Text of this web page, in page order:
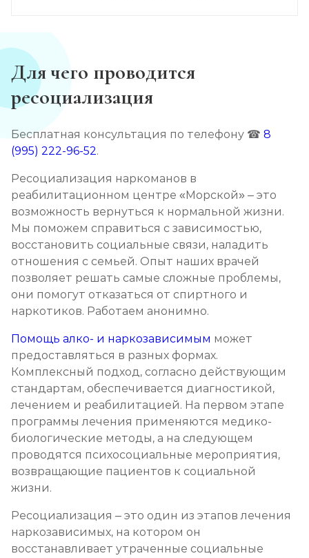
Лечение зависимости от феназепама
от 6 000 ₽/сутки
от 6 000 ₽/сутки
Кодирование от наркомании
от 12 000 ₽ Записаться
Кодирование Селинкро
Записаться
Реабилитация наркозависимых (месяц)
Записаться
Реабилитация наркозависимых подростков
от 35 000 ₽/мес Записаться
Программа 12 шагов
от 25 000 ₽/мес Записаться
Ресоциализация наркоманов
от 1 000 ₽/сеанс Записаться
Для чего проводится
ресоциализация
Бесплатная консультация по телефону ☎ 8
(995) 222-96-52.
Ресоциализация наркоманов в
реабилитационном центре «Морской» – это
возможность вернуться к нормальной жизни.
Мы поможем справиться с зависимостью,
восстановить социальные связи, наладить
отношения с семьей. Опыт наших врачей
позволяет решать самые сложные проблемы,
они помогут отказаться от спиртного и
наркотиков. Работаем анонимно.
Помощь алко- и наркозависимым может
предоставляться в разных формах.
Комплексный подход, согласно действующим
стандартам, обеспечивается диагностикой,
лечением и реабилитацией. На первом этапе
программы лечения применяются медико-
биологические методы, а на следующем
проводятся психосоциальные мероприятия,
возвращающие пациентов к социальной
жизни.
Ресоциализация – это один из этапов лечения
наркозависимых, на котором он
восстанавливает утраченные социальные